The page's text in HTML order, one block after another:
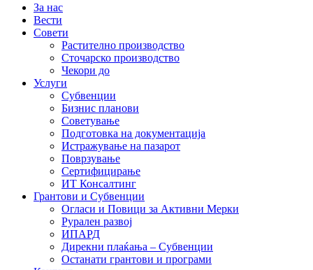
За нас
Вести
Совети
Растително производство
Сточарско производство
Чекори до
Услуги
Субвенции
Бизнис планови
Советување
Подготовка на документација
Истражување на пазарот
Поврзување
Сертифицирање
ИТ Консалтинг
Грантови и Субвенции
Огласи и Повици за Активни Мерки
Рурален развој
ИПАРД
Дирекни плаќања – Субвенции
Останати грантови и програми